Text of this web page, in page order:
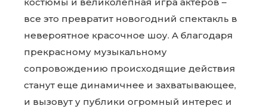
все это превратит новогодний спектакль в
невероятное красочное шоу. А благодаря
прекрасному музыкальному
сопровождению происходящие действия
станут еще динамичнее и захватывающее,
и вызовут у публики огромный интерес и